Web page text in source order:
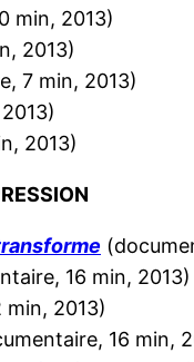
min, 2013)
2013)
7 min, 2013)
2013)
16 min, 2013)
min, 2013)
16 min,